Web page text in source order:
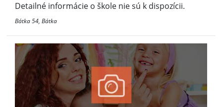
Detailné informácie o škole nie sú k dispozícii.
Bátka 54, Bátka